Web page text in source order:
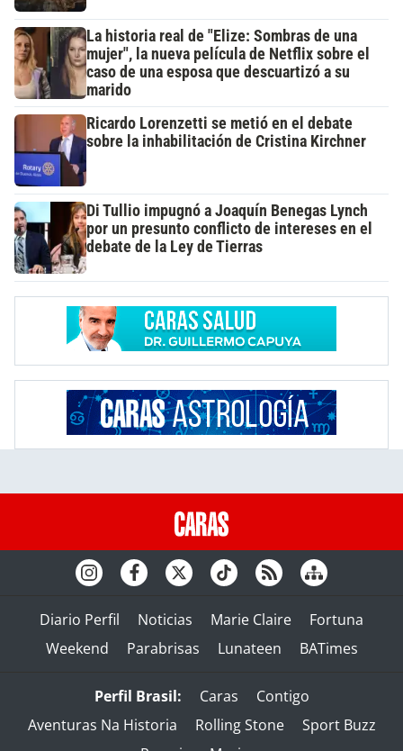
La historia real de "Elize: Sombras de una
mujer", la nueva película de Netflix sobre el
caso de una esposa que descuartizó a su
marido
Ricardo Lorenzetti se metió en el debate
sobre la inhabilitación de Cristina Kirchner
Di Tullio impugnó a Joaquín Benegas Lynch
por un presunto conflicto de intereses en el
debate de la Ley de Tierras
Diario Perfil Noticias Marie Claire
Fortuna
Weekend
Parabrisas Lunateen BATimes
Perfil Brasil: Caras
Contigo
Aventuras Na Historia
Rolling Stone
Sport Buzz